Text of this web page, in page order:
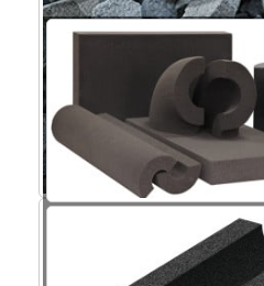
Крошка пеностекла